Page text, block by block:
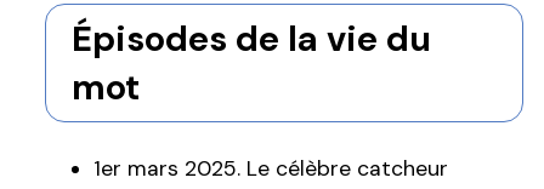
Épisodes de la vie du
mot
1er mars 2025. Le célèbre catcheur